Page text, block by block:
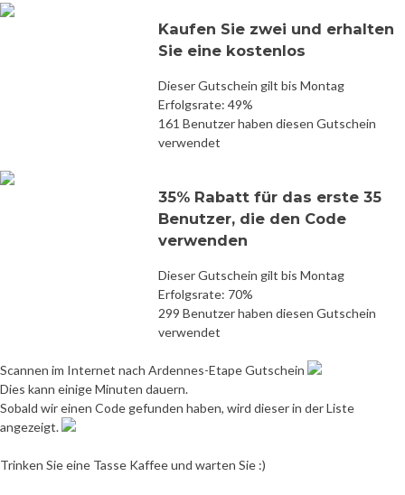
Kaufen Sie zwei und erhalten
Sie eine kostenlos
Dieser Gutschein gilt bis Montag
Erfolgsrate: 49%
161 Benutzer haben diesen Gutschein
verwendet
35% Rabatt für das erste 35
Benutzer, die den Code
verwenden
Dieser Gutschein gilt bis Montag
Erfolgsrate: 70%
299 Benutzer haben diesen Gutschein
verwendet
Scannen im Internet nach Ardennes-Etape Gutschein
Dies kann einige Minuten dauern.
Sobald wir einen Code gefunden haben, wird dieser in der Liste
angezeigt.
Trinken Sie eine Tasse Kaffee und warten Sie :)